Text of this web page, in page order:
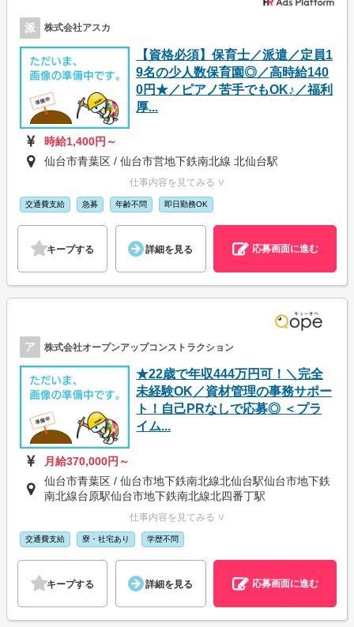
派 株式会社アスカ
【資格必須】保育士／派遣／定員1
9名の少人数保育園◎／高時給140
0円★／ピアノ苦手でもOK♪／福利
厚...
時給1,400円～
仙台市青葉区 / 仙台市営地下鉄南北線 北仙台駅
仕事内容を見てみる ∨
交通費支給 急募 年齢不問 即日勤務OK
キープする 詳細を見る 応募画面に進む
ア 株式会社オープンアップコンストラクション
★22歳で年収444万円可！＼完全
未経験OK／資材管理の事務サポー
ト！自己PRなしで応募◎ ＜プラ
イム...
月給370,000円～
仙台市青葉区 / 仙台市地下鉄南北線北仙台駅仙台市地下鉄
南北線台原駅仙台市地下鉄南北線北四番丁駅
仕事内容を見てみる ∨
交通費支給 寮・社宅あり 学歴不問
キープする 詳細を見る 応募画面に進む